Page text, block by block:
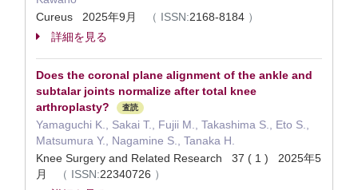
Cureus 2025年9月
（ ISSN:2168-8184 ）
詳細を見る
Does the coronal plane alignment of the ankle and
subtalar joints normalize after total knee
arthroplasty?
査読
Yamaguchi K., Sakai T., Fujii M., Takashima S., Eto S.,
Matsumura Y., Nagamine S., Tanaka H.
Knee Surgery and Related Research 37 ( 1 ) 2025年5
月
（ ISSN:22340726 ）